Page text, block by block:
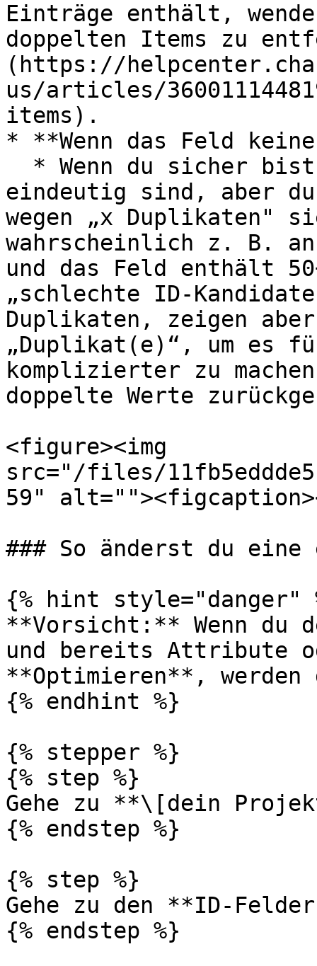
Einträge enthält,
doppelten Items zu
(https://
us/articles/
items).
* **Wenn das Feld
eindeutig sind, aber du
wegen „x Duplikaten"
wahrscheinlich z. B. an
und das Feld enthält
„schlechte ID-
Duplikaten, zeigen
„Duplikat(e)“, um es
komplizierter zu
doppelte Werte
<figure><img
src="/files/
59"
### So änderst du
{% hint style="danger"
**Vorsicht:** Wenn du
und bereits Attribute
**Optimieren**,
{% endhint %}
{% stepper %}
{% step %}
Gehe zu **\[dein
{% endstep %}
{% step %}
Gehe zu den **ID-
{% endstep %}